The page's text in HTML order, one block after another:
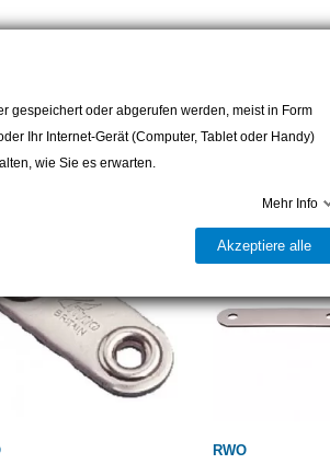
RWO
gespeichert oder abgerufen werden, meist in Form
Ihr Internet-Gerät (Computer, Tablet oder Handy)
wie Sie es erwarten.
Mehr Info
Akzeptiere alle